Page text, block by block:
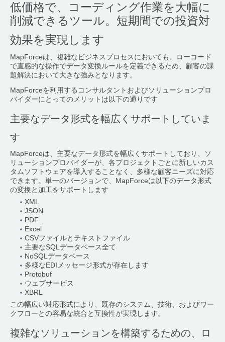
低価格で、コーディング作業を大幅に
削減できるツール。短期間での投資対
効果を実現します
MapForceは、複雑なビジネスプロセスにおいても、ローコード
で直感的な操作でデータ変換ルールを定義できるため、顧客の課
題解決において大きな強みとなります。
MapForceを利用するコンサルタントおよびソリューションプロ
バイダーにとってのメリットは以下の通りです
主要なデータ形式を幅広くサポートしていま
す
MapForceは、主要なデータ形式を幅広くサポートしており、ソ
リューションプロバイダーが、各プロジェクトごとに新しいカス
タムソフトウェアを導入することなく、多様な顧客ニーズに対応
できます。単一のバージョンで、MapForceは以下のデータ形式
の変換と加工をサポートします
XML
JSON
PDF
Excel
CSVファイルとテキストファイル
主要なSQLデータベース全て
NoSQLデータベース
多様なEDIメッセージ形式が存在します
Protobuf
ウェブサービス
XBRL
この幅広い対応形式により、既存のシステム、技術、およびワー
クフローとの容易な統合と互換性が実現します。
複雑なソリューションを構築するための、ロ